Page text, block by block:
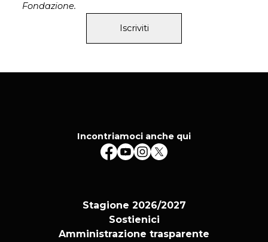
Fondazione.
Iscriviti
Incontriamoci anche qui
Stagione 2026/2027
Sostienici
Amministrazione trasparente